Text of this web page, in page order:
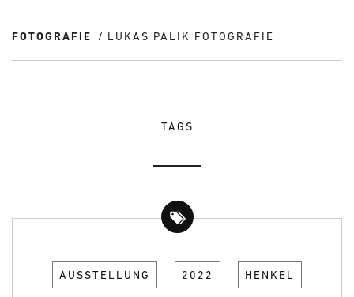
FOTOGRAFIE LUKAS PALIK FOTOGRAFIE
TAGS
AUSSTELLUNG 2022 HENKEL